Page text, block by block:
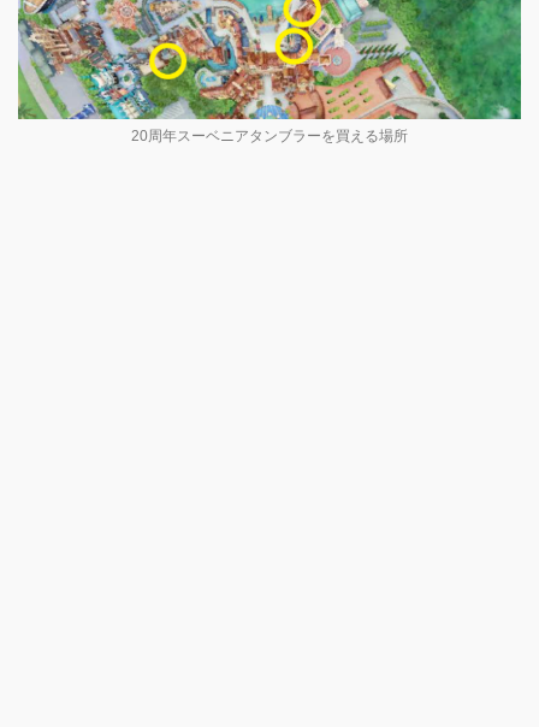
20周年スーベニアタンブラーを買える場所